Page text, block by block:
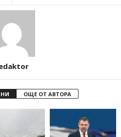
ОЩЕ ОТ АВТОРА